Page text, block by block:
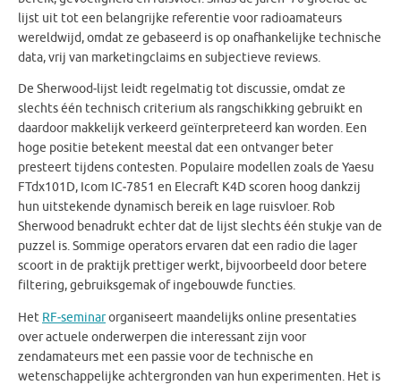
lijst uit tot een belangrijke referentie voor radioamateurs
wereldwijd, omdat ze gebaseerd is op onafhankelijke technische
data, vrij van marketingclaims en subjectieve reviews.
De Sherwood‑lijst leidt regelmatig tot discussie, omdat ze
slechts één technisch criterium als rangschikking gebruikt en
daardoor makkelijk verkeerd geïnterpreteerd kan worden. Een
hoge positie betekent meestal dat een ontvanger beter
presteert tijdens contesten. Populaire modellen zoals de Yaesu
FTdx101D, Icom IC‑7851 en Elecraft K4D scoren hoog dankzij
hun uitstekende dynamisch bereik en lage ruisvloer. Rob
Sherwood benadrukt echter dat de lijst slechts één stukje van de
puzzel is. Sommige operators ervaren dat een radio die lager
scoort in de praktijk prettiger werkt, bijvoorbeeld door betere
filtering, gebruiksgemak of ingebouwde functies.
Het RF‑seminarorganiseert maandelijks online presentaties
over actuele onderwerpen die interessant zijn voor
zendamateurs met een passie voor de technische en
wetenschappelijke achtergronden van hun experimenten. Het is